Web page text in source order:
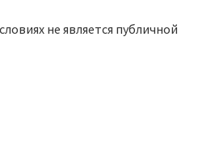
не является публичной